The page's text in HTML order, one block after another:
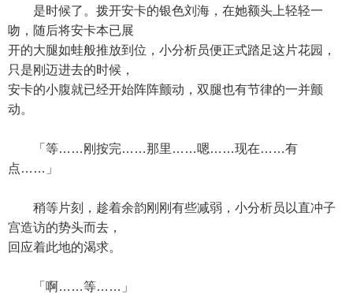
是时候了。拨开安卡的银色刘海，在她额头上轻轻一
吻，随后将安卡本已展
开的大腿如蛙般推放到位，小分析员便正式踏足这片花园，
只是刚迈进去的时候，
安卡的小腹就已经开始阵阵颤动，双腿也有节律的一并颤
动。
「等……刚按完……那里……嗯……现在……有
点……」
稍等片刻，趁着余韵刚刚有些减弱，小分析员以直冲子
宫造访的势头而去，
回应着此地的渴求。
「啊……等……」